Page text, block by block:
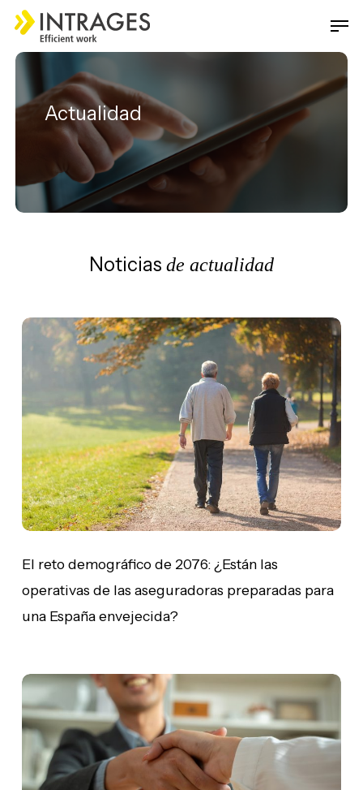
Skip
main
Actualidad
Noticias de actualidad
El
reto
demográfico
2076:
¿Están
las
operativas
de
las
aseguradoras
para
España
envejecida?
El reto demográfico de 2076: ¿Están las
operativas de las aseguradoras preparadas para
una España envejecida?
Desmitificando
el
seguro:
claves
operativas
para
Close
Menu